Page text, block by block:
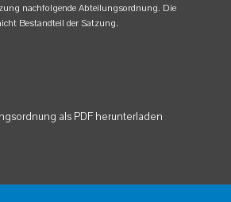
nachfolgende Abteilungsordnung. Die
Bestandteil der Satzung.
als PDF herunterladen